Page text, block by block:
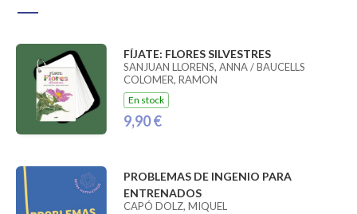
FÍJATE: FLORES SILVESTRES
SANJUAN LLORENS, ANNA / BAUCELLS
COLOMER, RAMON
En stock
9,90 €
PROBLEMAS DE INGENIO PARA
ENTRENADOS
CAPÓ DOLZ, MIQUEL